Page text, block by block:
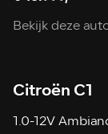
Bekijk deze
Citroën C1
1.0-12V